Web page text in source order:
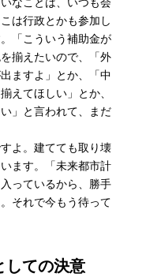
は行政とかも参加し
「こういう補助金が
揃えたいので、「外
ますよ」とか、「中
えてほしい」とか、
」と言われて、まだ
よ。建てても取り壊
ます。「未来都市計
っているから、勝手
それで今もう待って
しての決意